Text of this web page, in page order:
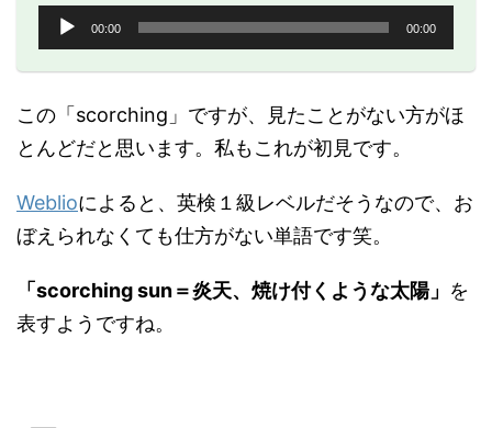
ー
ヤ
ー
00:00 00:00
この「scorching」ですが、見たことがない方がほ
とんどだと思います。私もこれが初見です。
Weblioによると、英検１級レベルだそうなので、お
ぼえられなくても仕方がない単語です笑。
「scorching sun＝炎天、焼け付くような太陽」 を
表すようですね。